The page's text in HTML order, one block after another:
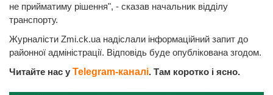
не прийматиму рішення", - сказав начальник відділу
транспорту.
Журналісти Zmi.ck.ua надіслали інформаційний запит до
районної адміністрації. Відповідь буде опублікована згодом.
Читайте нас у Telegram-каналі. Там коротко і ясно.